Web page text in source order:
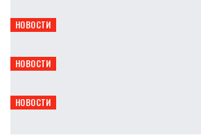
НОВОСТИ
Serious Sam: Shatterverse выйдет уже 31 августа
НОВОСТИ
Gothic 1 Remake получит Marvin Mode и Mod Kit
НОВОСТИ
Titan Quest II получила мастерство духов и крафт